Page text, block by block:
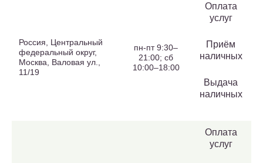
Россия, Центральный
федеральный округ,
Москва, Валовая ул.,
11/19
пн-пт 9:30–
21:00; сб
10:00–18:00
Оплата
услуг
Приём
наличных
Выдача
наличных
Оплата
услуг